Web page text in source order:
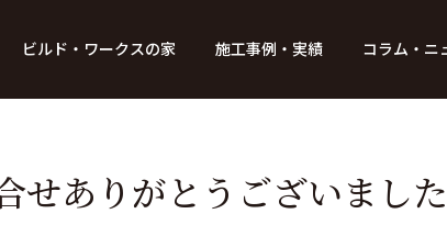
ビルド・ワークスの家 施工事例・実績 コラム・ニ
せありがとうございました